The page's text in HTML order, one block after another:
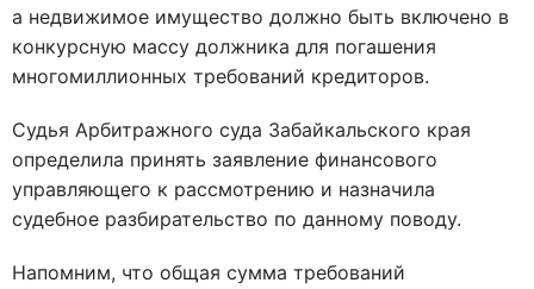
а недвижимое имущество должно быть включено в
конкурсную массу должника для погашения
многомиллионных требований кредиторов.
Судья Арбитражного суда Забайкальского края
определила принять заявление финансового
управляющего к рассмотрению и назначила
судебное разбирательство по данному поводу.
Напомним, что общая сумма требований